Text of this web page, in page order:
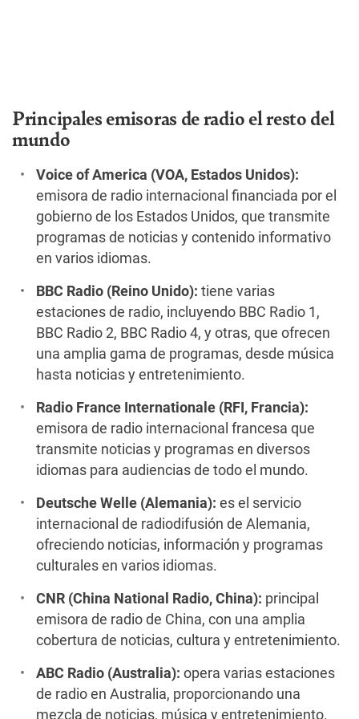
Principales emisoras de radio el resto del
mundo
Voice of America (VOA, Estados Unidos):
emisora de radio internacional financiada por el
gobierno de los Estados Unidos, que transmite
programas de noticias y contenido informativo
en varios idiomas.
BBC Radio (Reino Unido): tiene varias
estaciones de radio, incluyendo BBC Radio 1,
BBC Radio 2, BBC Radio 4, y otras, que ofrecen
una amplia gama de programas, desde música
hasta noticias y entretenimiento.
Radio France Internationale (RFI, Francia):
emisora de radio internacional francesa que
transmite noticias y programas en diversos
idiomas para audiencias de todo el mundo.
Deutsche Welle (Alemania): es el servicio
internacional de radiodifusión de Alemania,
ofreciendo noticias, información y programas
culturales en varios idiomas.
CNR (China National Radio, China): principal
emisora de radio de China, con una amplia
cobertura de noticias, cultura y entretenimiento.
ABC Radio (Australia): opera varias estaciones
de radio en Australia, proporcionando una
mezcla de noticias, música y entretenimiento.